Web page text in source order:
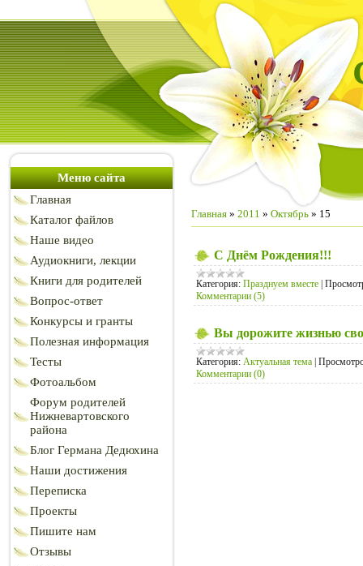
Меню сайта
Главная
Каталог файлов
Наше видео
Аудиокниги, лекции
Книги для родителей
Вопрос-ответ
Конкурсы и гранты
Полезная информация
Тесты
Фотоальбом
Форум родителей
Нижневартовского
района
Блог Германа Дедюхина
Наши достижения
Переписка
Проекты
Пишите нам
Отзывы
Главная » 2011 » Октябрь » 15
С Днём Рождения!!!
Категория: Празднуем вместе |
Комментарии (5)
Вы дорожите жизнью
Категория: Актуальная тема |
Комментарии (0)